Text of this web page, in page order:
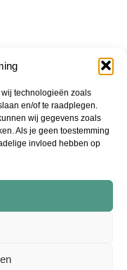
technologieën zoals
en/of te raadplegen.
wij gegevens zoals
Als je geen toestemming
invloed hebben op